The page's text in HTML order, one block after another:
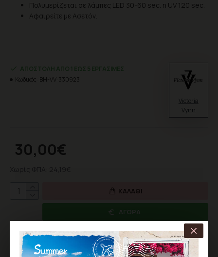
Πολυμερίζεται σε λάμπες LED 30-60 sec. η UV 120 sec.
Αφαιρείτε με Ασετόν.
30,00€
ΑΠΟΣΤΟΛΉ ΑΠΌ 1 ΈΩΣ 5 ΕΡΓΆΣΙΜΕΣ
Κωδικός: BH-VV-330923
Victoria
Vynn
ΚΑΛΆΘΙ
ΑΓΟΡΆ
ΕΠΙΘΥΜΗΤΌ ΣΎΓΚΡΙΣΗ